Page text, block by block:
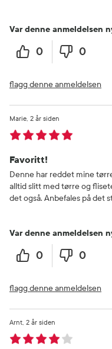
Var denne anmeldelsen
0 0
flagg denne anmeldelsen
Favoritt!
2 år siden
Marie
Denne har reddet mine
alltid slitt med tørre og
det også. Anbefales på det
Var denne anmeldelsen
0 0
flagg denne anmeldelsen
2 år siden
Arnt